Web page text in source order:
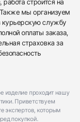
строится на
Также мы организуем
курьерскую службу
оплаты заказа,
страховка за
изделие проходит нашу
Приветствуем
экспертов, которым
покупкой.